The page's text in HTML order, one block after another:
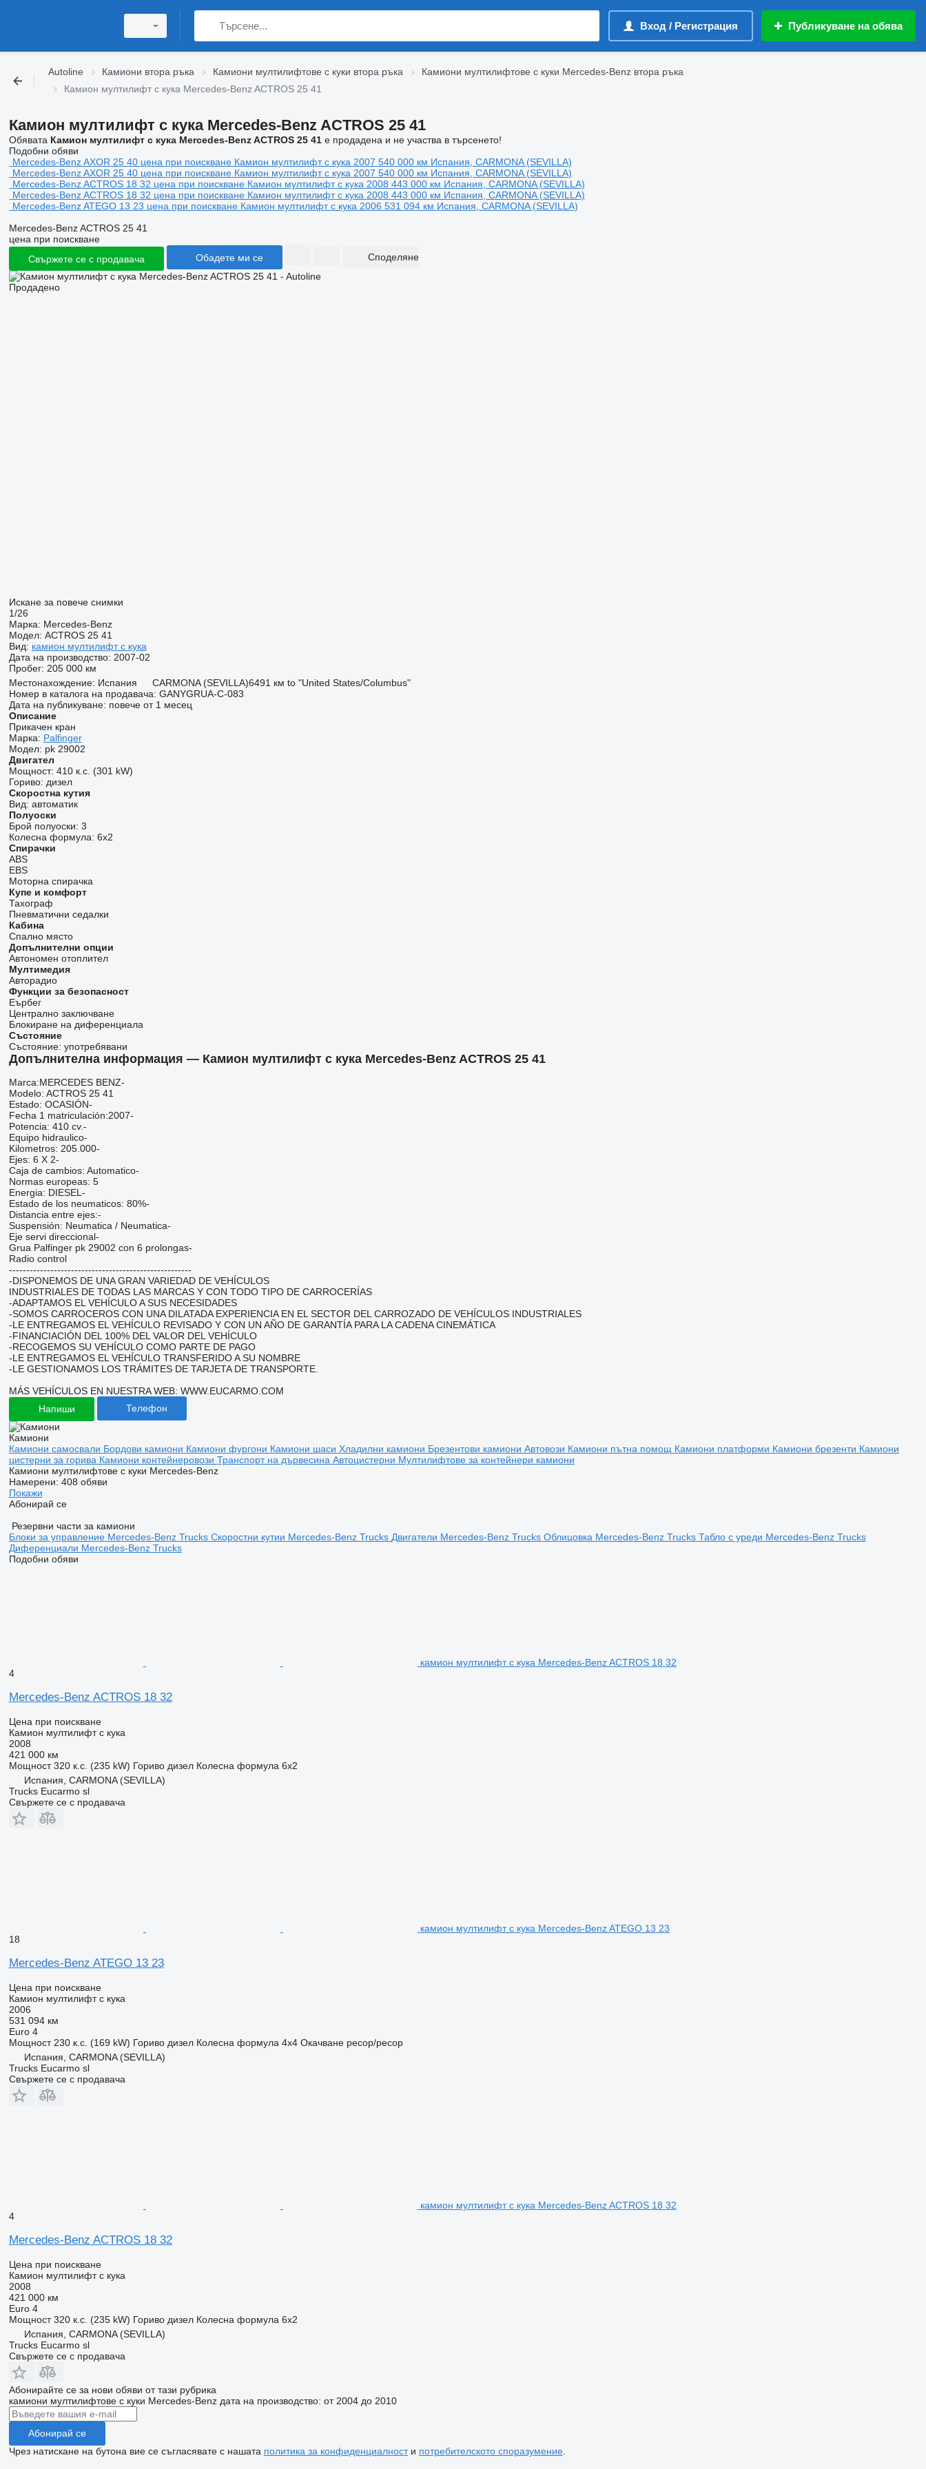
Вход / Регистрация Публикуване на обява
Autoline Камиони втора ръка Камиони мултилифтове с куки втора ръка
Камиони мултилифтове с куки Mercedes-Benz втора ръка
Камион мултилифт с кука Mercedes-Benz ACTROS 25 41
Камион мултилифт с кука Mercedes-Benz ACTROS 25 41
Обявата Камион мултилифт с кука Mercedes-Benz ACTROS 25 41е продадена и не участва в търсенето!
Подобни обяви
Mercedes-Benz AXOR 25 40 цена при поискване Камион мултилифт с кука 2007 540 000 км Испания, CARMONA (SEVILLA)
Mercedes-Benz AXOR 25 40 цена при поискване Камион мултилифт с кука 2007 540 000 км Испания, CARMONA (SEVILLA)
Mercedes-Benz ACTROS 18 32 цена при поискване Камион мултилифт с кука 2008 443 000 км Испания, CARMONA (SEVILLA)
Mercedes-Benz ACTROS 18 32 цена при поискване Камион мултилифт с кука 2008 443 000 км Испания, CARMONA (SEVILLA)
Mercedes-Benz ATEGO 13 23 цена при поискване Камион мултилифт с кука 2006 531 094 км Испания, CARMONA (SEVILLA)
Mercedes-Benz ACTROS 25 41
цена при поискване
Свържете се с продавача
Обадете ми се Споделяне
Продадено
Искане за повече снимки
1/26
Марка: Mercedes-Benz
Модел: ACTROS 25 41
Вид: камион мултилифт с кука
Дата на производство: 2007-02
Пробег: 205 000 км
Местонахождение: Испания CARMONA (SEVILLA)6491 км to "United States/Columbus"
Номер в каталога на продавача: GANYGRUA-C-083
Дата на публикуване: повече от 1 месец
Описание
Прикачен кран
Марка: Palfinger
Модел: pk 29002
Двигател
Мощност: 410 к.с. (301 kW)
Гориво: дизел
Скоростна кутия
Вид: автоматик
Полуоски
Брой полуоски: 3
Колесна формула: 6x2
Спирачки
ABS
EBS
Моторна спирачка
Купе и комфорт
Тахограф
Пневматични седалки
Кабина
Спално място
Допълнителни опции
Автономен отоплител
Мултимедия
Авторадио
Функции за безопасност
Еърбег
Централно заключване
Блокиране на диференциала
Състояние
Състояние: употребявани
Допълнителна информация — Камион мултилифт с кука Mercedes-Benz ACTROS 25 41
Marca:MERCEDES BENZ-
Modelo: ACTROS 25 41
Estado: OCASIÓN-
Fecha 1 matriculación:2007-
Potencia: 410 cv.-
Equipo hidraulico-
Kilometros: 205.000-
Ejes: 6 X 2-
Caja de cambios: Automatico-
Normas europeas: 5
Energia: DIESEL-
Estado de los neumaticos: 80%-
Distancia entre ejes:-
Suspensión: Neumatica / Neumatica-
Eje servi direccional-
Grua Palfinger pk 29002 con 6 prolongas-
Radio control
-----------------------------------------------------
-DISPONEMOS DE UNA GRAN VARIEDAD DE VEHÍCULOS
INDUSTRIALES DE TODAS LAS MARCAS Y CON TODO TIPO DE CARROCERÍAS
-ADAPTAMOS EL VEHÍCULO A SUS NECESIDADES
-SOMOS CARROCEROS CON UNA DILATADA EXPERIENCIA EN EL SECTOR DEL CARROZADO DE VEHÍCULOS INDUSTRIALES
-LE ENTREGAMOS EL VEHÍCULO REVISADO Y CON UN AÑO DE GARANTÍA PARA LA CADENA CINEMÁTICA
-FINANCIACIÓN DEL 100% DEL VALOR DEL VEHÍCULO
-RECOGEMOS SU VEHÍCULO COMO PARTE DE PAGO
-LE ENTREGAMOS EL VEHÍCULO TRANSFERIDO A SU NOMBRE
-LE GESTIONAMOS LOS TRÁMITES DE TARJETA DE TRANSPORTE.
MÁS VEHÍCULOS EN NUESTRA WEB: WWW.EUCARMO.COM
Напиши
Телефон
Камиони
Камиони самосвали Бордови камиони Камиони фургони Камиони шаси Хладилни камиони Брезентови камиони Автовози Камиони пътна помощ Камиони платформи Камиони брезенти Камиони
цистерни за горива Камиони контейнеровози Транспорт на дървесина Автоцистерни Мултилифтове за контейнери камиони
Камиони мултилифтове с куки Mercedes-Benz
Намерени: 408 обяви
Покажи
Абонирай се
Резервни части за камиони
Блоки за управление Mercedes-Benz Trucks Скоростни кутии Mercedes-Benz Trucks Двигатели Mercedes-Benz Trucks Облицовка Mercedes-Benz Trucks Табло с уреди Mercedes-Benz Trucks
Диференциали Mercedes-Benz Trucks
Подобни обяви
камион мултилифт с кука Mercedes-Benz ACTROS 18 32
4
Mercedes-Benz ACTROS 18 32
Цена при поискване
Камион мултилифт с кука
2008
421 000 км
Мощност 320 к.с. (235 kW) Гориво дизел Колесна формула 6x2
Испания, CARMONA (SEVILLA)
Trucks Eucarmo sl
Свържете се с продавача
камион мултилифт с кука Mercedes-Benz ATEGO 13 23
18
Mercedes-Benz ATEGO 13 23
Цена при поискване
Камион мултилифт с кука
2006
531 094 км
Euro 4
Мощност 230 к.с. (169 kW) Гориво дизел Колесна формула 4x4 Окачване ресор/ресор
Испания, CARMONA (SEVILLA)
Trucks Eucarmo sl
Свържете се с продавача
камион мултилифт с кука Mercedes-Benz ACTROS 18 32
4
Mercedes-Benz ACTROS 18 32
Цена при поискване
Камион мултилифт с кука
2008
421 000 км
Euro 4
Мощност 320 к.с. (235 kW) Гориво дизел Колесна формула 6x2
Испания, CARMONA (SEVILLA)
Trucks Eucarmo sl
Свържете се с продавача
Абонирайте се за нови обяви от тази рубрика
камиони мултилифтове с куки Mercedes-Benz дата на производство: от 2004 до 2010
Абонирай се
Чрез натискане на бутона вие се съгласявате с нашата политика за конфиденциалности потребителското споразумение.